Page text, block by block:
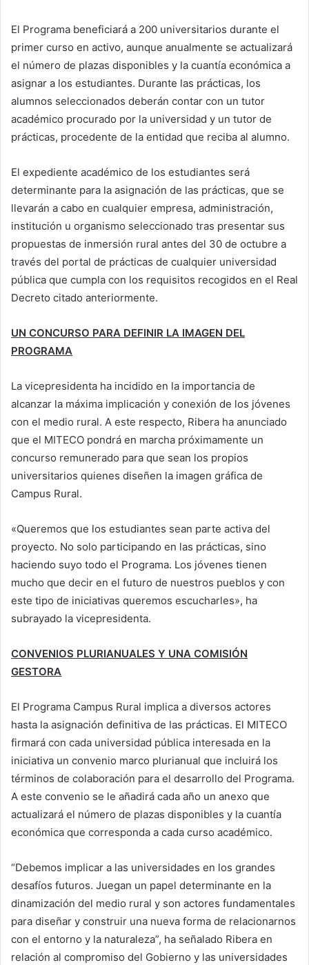
El Programa beneficiará a 200 universitarios durante el
primer curso en activo, aunque anualmente se actualizará
el número de plazas disponibles y la cuantía económica a
asignar a los estudiantes. Durante las prácticas, los
alumnos seleccionados deberán contar con un tutor
académico procurado por la universidad y un tutor de
prácticas, procedente de la entidad que reciba al alumno.
El expediente académico de los estudiantes será
determinante para la asignación de las prácticas, que se
llevarán a cabo en cualquier empresa, administración,
institución u organismo seleccionado tras presentar sus
propuestas de inmersión rural antes del 30 de octubre a
través del portal de prácticas de cualquier universidad
pública que cumpla con los requisitos recogidos en el Real
Decreto citado anteriormente.
UN CONCURSO PARA DEFINIR LA IMAGEN DEL
PROGRAMA
La vicepresidenta ha incidido en la importancia de
alcanzar la máxima implicación y conexión de los jóvenes
con el medio rural. A este respecto, Ribera ha anunciado
que el MITECO pondrá en marcha próximamente un
concurso remunerado para que sean los propios
universitarios quienes diseñen la imagen gráfica de
Campus Rural.
«Queremos que los estudiantes sean parte activa del
proyecto. No solo participando en las prácticas, sino
haciendo suyo todo el Programa. Los jóvenes tienen
mucho que decir en el futuro de nuestros pueblos y con
este tipo de iniciativas queremos escucharles», ha
subrayado la vicepresidenta.
CONVENIOS PLURIANUALES Y UNA COMISIÓN
GESTORA
El Programa Campus Rural implica a diversos actores
hasta la asignación definitiva de las prácticas. El MITECO
firmará con cada universidad pública interesada en la
iniciativa un convenio marco plurianual que incluirá los
términos de colaboración para el desarrollo del Programa.
A este convenio se le añadirá cada año un anexo que
actualizará el número de plazas disponibles y la cuantía
económica que corresponda a cada curso académico.
“Debemos implicar a las universidades en los grandes
desafíos futuros. Juegan un papel determinante en la
dinamización del medio rural y son actores fundamentales
para diseñar y construir una nueva forma de relacionarnos
con el entorno y la naturaleza”, ha señalado Ribera en
relación al compromiso del Gobierno y las universidades